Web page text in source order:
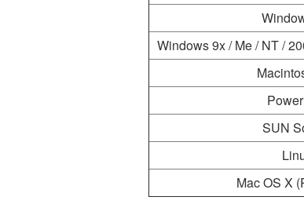
Windows 9x / Me / NT /
SUN
Mac OS X